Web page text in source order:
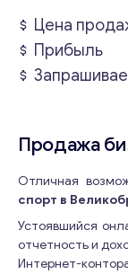
Цена
Прибыль
Продажа
Отличная
спорт в
Устоявшийся
отчетность и
Интернет-